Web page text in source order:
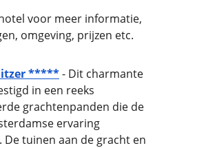
voor meer informatie,
omgeving, prijzen etc.
***** - Dit charmante
in een reeks
grachtenpanden die de
ervaring
De tuinen aan de gracht en